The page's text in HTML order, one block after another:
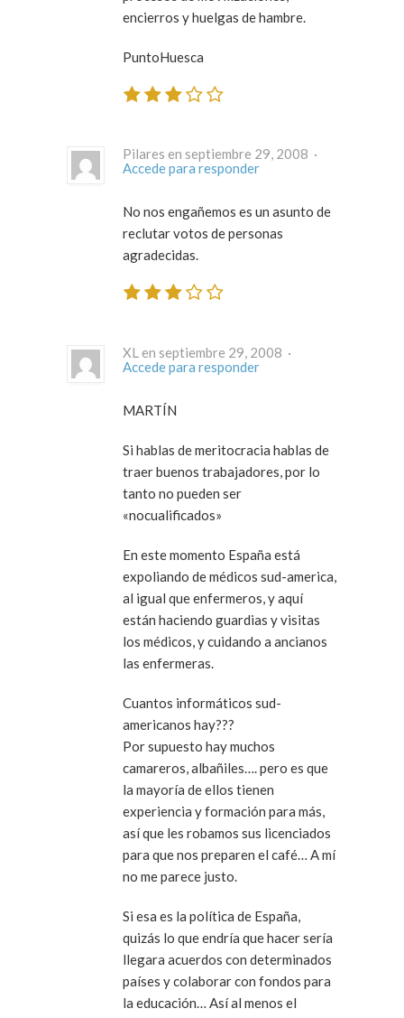
encierros y huelgas de hambre.
PuntoHuesca
Pilares en septiembre 29, 2008 ·
Accede para responder
No nos engañemos es un asunto de
reclutar votos de personas
agradecidas.
XL en septiembre 29, 2008 ·
Accede para responder
MARTÍN
Si hablas de meritocracia hablas de
traer buenos trabajadores, por lo
tanto no pueden ser
«nocualificados»
En este momento España está
expoliando de médicos sud-america,
al igual que enfermeros, y aquí
están haciendo guardias y visitas
los médicos, y cuidando a ancianos
las enfermeras.
Cuantos informáticos sud-
americanos hay???
Por supuesto hay muchos
camareros, albañiles…. pero es que
la mayoría de ellos tienen
experiencia y formación para más,
así que les robamos sus licenciados
para que nos preparen el café… A mí
no me parece justo.
Si esa es la política de España,
quizás lo que endría que hacer sería
llegara acuerdos con determinados
países y colaborar con fondos para
la educación… Así al menos el